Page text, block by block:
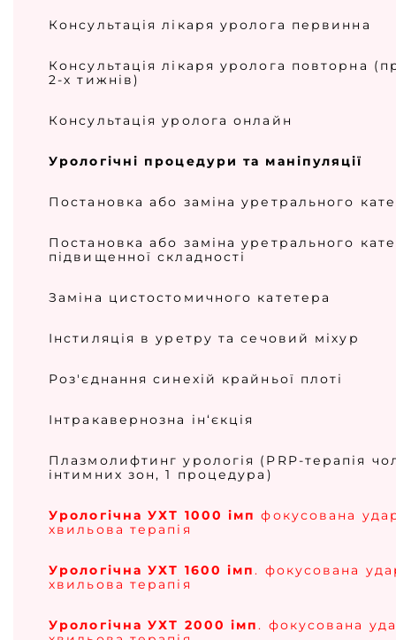
Консультація лікаря уролога первинна
Консультація лікаря уролога повторна
2-х тижнів)
Консультація уролога онлайн
Урологічні процедури та маніпуляції
Постановка або заміна уретрального
Постановка або заміна уретрального
підвищенної складності
Заміна цистостомичного катетера
Інстиляція в уретру та сечовий міхур
Роз'єднання синехій крайньої плоті
Інтракавернозна ін‘єкція
Плазмолифтинг урологія (PRP-терапія
інтимних зон, 1 процедура)
Урологічна УХТ 1000 імп фокусована
хвильова терапія
Урологічна УХТ 1600 імп. фокусована
хвильова терапія
Урологічна УХТ 2000 імп. фокусована